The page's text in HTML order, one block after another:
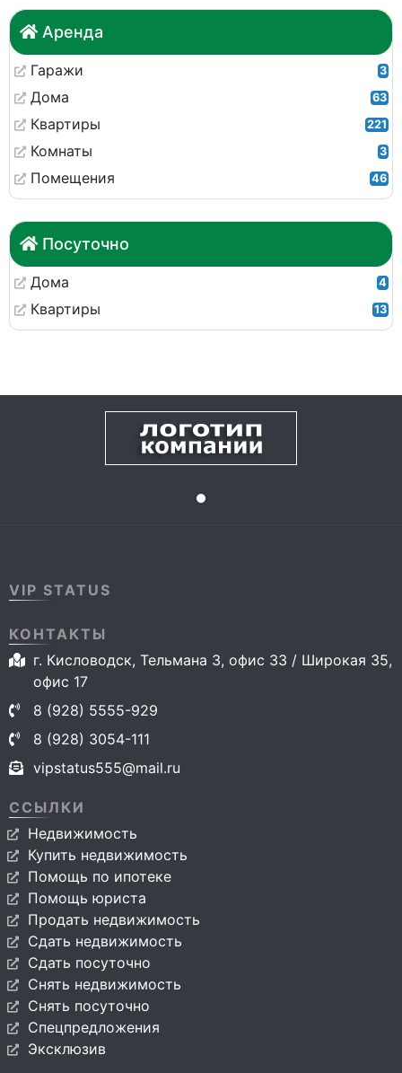
Аренда
Гаражи 3
Дома 63
Квартиры 221
Комнаты 3
Помещения 46
Посуточно
Дома 4
Квартиры 13
VIP STATUS
КОНТАКТЫ
г. Кисловодск, Тельмана 3, офис 33 / Широкая 35,
офис 17
8 (928) 5555-929
8 (928) 3054-111
vipstatus555@mail.ru
ССЫЛКИ
Недвижимость
Купить недвижимость
Помощь по ипотеке
Помощь юриста
Продать недвижимость
Сдать недвижимость
Сдать посуточно
Снять недвижимость
Снять посуточно
Спецпредложения
Эксклюзив